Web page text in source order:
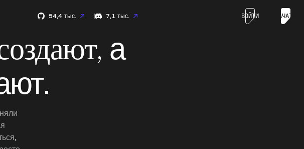
54,4 тыс. 7,1 тыс. ВОЙТИ НАЧАТЬ
а